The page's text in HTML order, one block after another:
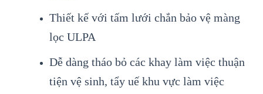
Thiết kế với tấm lưới chắn bảo vệ màng
lọc ULPA
Dễ dàng tháo bỏ các khay làm việc thuận
tiện vệ sinh, tẩy uế khu vực làm việc